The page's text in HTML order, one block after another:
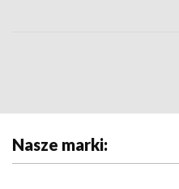
Nasze marki: